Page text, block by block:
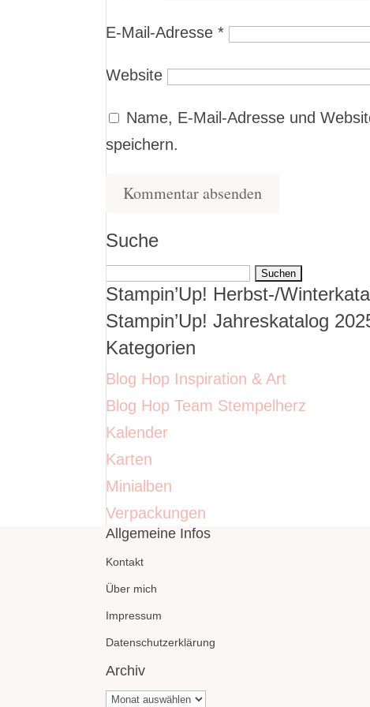
E-Mail-Adresse*
Website
Name, E-Mail-Adresse und
speichern.
Suche
Suchen
nach:
Stampin’Up! Herbst-/
Stampin’Up! Jahreskatalog
Kategorien
Blog Hop Inspiration & Art
Blog Hop Team Stempelherz
Kalender
Karten
Minialben
Verpackungen
Allgemeine Infos
Kontakt
Über mich
Impressum
Datenschutzerklärung
Archiv
Archiv